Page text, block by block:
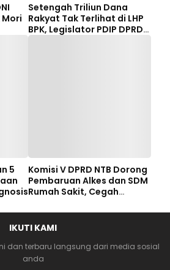
Mori
Setengah Triliun Dana
Rakyat Tak Terlihat di LHP
BPK, Legislator PDIP DPRD
NTB Tuntut Audit
5
Komisi V DPRD NTB Dorong
Pembaruan Alkes dan SDM
Rumah Sakit, Cegah
Pasien Rujukan Bima-
Dompu
IKUTI KAMI
dan terbaru langsung dari media sosial
anda